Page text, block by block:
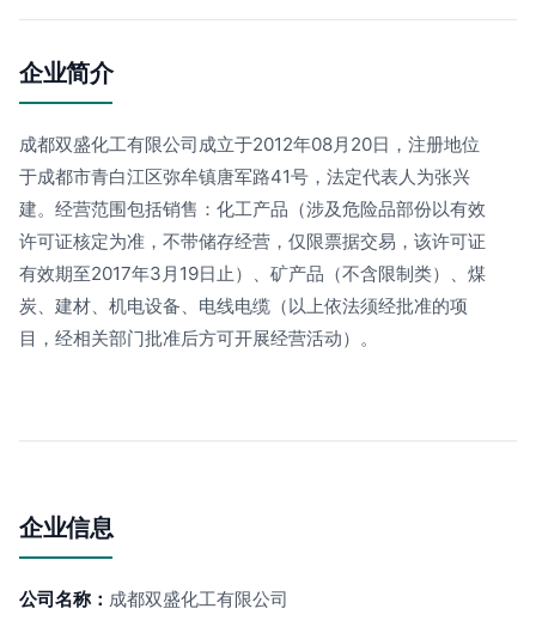
企业简介
成都双盛化工有限公司成立于2012年08月20日，注册地位
于成都市青白江区弥牟镇唐军路41号，法定代表人为张兴
建。经营范围包括销售：化工产品（涉及危险品部份以有效
许可证核定为准，不带储存经营，仅限票据交易，该许可证
有效期至2017年3月19日止）、矿产品（不含限制类）、煤
炭、建材、机电设备、电线电缆（以上依法须经批准的项
目，经相关部门批准后方可开展经营活动）。
企业信息
公司名称： 成都双盛化工有限公司